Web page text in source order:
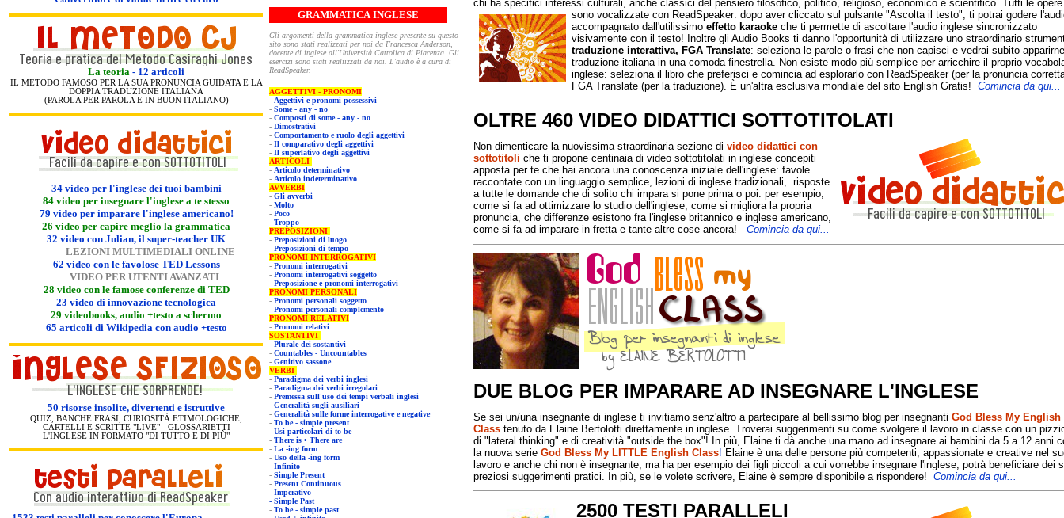
La teoria - 12 articoli
IL METODO FAMOSO PER LA SUA PRONUNCIA GUIDATA E LA
DOPPIA TRADUZIONE ITALIANA
(PAROLA PER PAROLA E IN BUON ITALIANO)
34 video per l'inglese dei tuoi bambini
84 video per insegnare l'inglese a te stesso
79 video per imparare l'inglese americano!
26 video per capire meglio la grammatica
32 video con Julian, il super-teacher UK
LEZIONI MULTIMEDIALI ONLINE
62 video con le favolose TED Lessons
VIDEO PER UTENTI AVANZATI
28 video con le famose conferenze di TED
23 video di innovazione tecnologica
29 videobooks, audio +testo a schermo
65 articoli di Wikipedia con audio +testo
50 risorse insolite, divertenti e istruttive
QUIZ, BANCHE FRASI, CURIOSITÀ ETIMOLOGICHE,
CARTELLI E SCRITTE "LIVE" - GLOSSARIETTI
L'INGLESE IN FORMATO "DI TUTTO E DI PIÙ"
GRAMMATICA INGLESE
Gli argomenti della grammatica inglese presente su questo
sito sono stati realizzati per noi da Francesca Anderson,
docente di inglese all'Università Cattolica di Piacenza. Gli
esercizi sono stati realiizzati da noi. L'audio è a cura di
ReadSpeaker.
AGGETTIVI - PRONOMI
- Aggettivi e pronomi possessivi
- Some - any - no
- Composti di some - any - no
- Dimostrativi
- Comportamento e ruolo degli aggettivi
- Il comparativo degli aggettivi
- Il superlativo degli aggettivi
ARTICOLI
- Articolo determinativo
- Articolo indeterminativo
AVVERBI
- Gli avverbi
- Molto
- Poco
- Troppo
PREPOSIZIONI
- Preposizioni di luogo
- Preposizioni di tempo
PRONOMI INTERROGATIVI
- Pronomi interrogativi
- Pronomi interrogativi soggetto
- Preposizione e pronomi interrogativi
PRONOMI PERSONALI
- Pronomi personali soggetto
- Pronomi personali complemento
PRONOMI RELATIVI
- Pronomi relativi
SOSTANTIVI
- Plurale dei sostantivi
- Countables - Uncountables
- Genitivo sassone
VERBI
-
Paradigma dei verbi inglesi
-
Paradigma dei verbi irregolari
-
Premessa sull'uso dei tempi verbali inglesi
-
Generalità sugli ausiliari
-
Generalità sulle forme interrogative e negative
- To be - simple present
-
Usi particolari di to be
- There is • There are
- La -i
ng form
- Uso della -ing form
- Infinito
- Simple Present
- Present Continuous
- Imperativo
- Simple Past
- To be - simple past
chi ha specifici interessi culturali, anche classici del pensiero filosofico, politico, religioso, economico e scientifico. Tutti le opere
sono vocalizzate con ReadSpeaker: dopo aver cliccato sul pulsante "Ascolta il testo", ti potrai godere
accompagnato dall'utilissimo effetto karaoke che ti permette di ascoltare l'audio inglese sincronizzato
visivamente con il testo! Inoltre gli Audio Books ti danno l'opportunità di utilizzare uno straordinario
traduzione interattiva, FGA Translate: seleziona le parole o frasi che non capisci e vedrai subito
traduzione italiana in una comoda finestrella. Non esiste modo più semplice per arricchire il proprio
inglese: seleziona il libro che preferisci e comincia ad esplorarlo con ReadSpeaker (per la pronuncia
FGA Translate (per la traduzione). È un'altra esclusiva mondiale del sito English Gratis! Comincia da qui...
OLTRE 460 VIDEO DIDATTICI SOTTOTITOLATI
Non dimenticare la nuovissima straordinaria sezione di video didattici con
sottotitoli che ti propone centinaia di video sottotitolati in inglese concepiti
apposta per te che hai ancora una conoscenza iniziale dell'inglese: favole
raccontate con un linguaggio semplice, lezioni di inglese tradizionali, risposte
a tutte le domande che di solito chi impara si pone prima o poi: per esempio,
come si fa ad ottimizzare lo studio dell'inglese, come si migliora la propria
pronuncia, che differenze esistono fra l'inglese britannico e inglese americano,
come si fa ad imparare in fretta e tante altre cose ancora!
Comincia da qui...
DUE BLOG PER IMPARARE AD INSEGNARE L'INGLESE
Se sei un/una insegnante di inglese ti invitiamo senz'altro a partecipare al bellissimo blog per insegnanti God Bless My English
Class tenuto da Elaine Bertolotti direttamente in inglese. Troverai suggerimenti su come svolgere il lavoro in classe con un
di "lateral thinking" e di creatività "outside the box"! In più, Elaine ti dà anche una mano ad insegnare ai bambini da 5 a 12 anni
la nuova serie God Bless My LITTLE English Class! Elaine è una delle persone più competenti, appassionate e creative nel
lavoro e anche chi non è insegnante, ma ha per esempio dei figli piccoli a cui vorrebbe insegnare l'inglese, potrà beneficiare dei
preziosi suggerimenti pratici. In più, se le volete scrivere, Elaine è sempre disponibile a rispondere! Comincia da qui...
2500 TESTI PARALLELI